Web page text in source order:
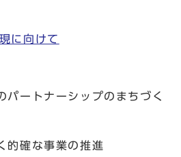
に向けて
ートナーシップのまちづく
確な事業の推進